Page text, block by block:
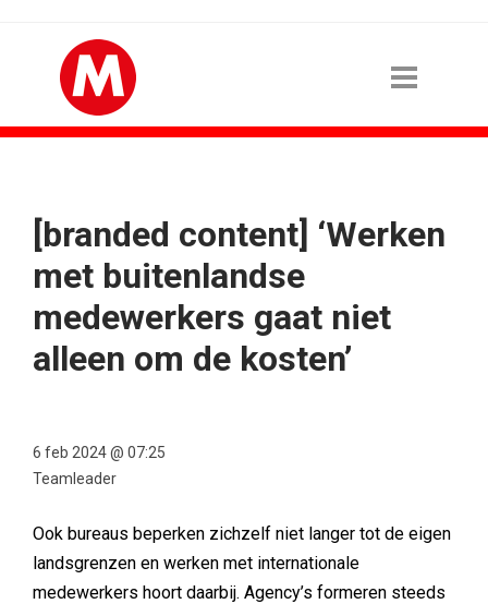
[branded content] ‘Werken
met buitenlandse
medewerkers gaat niet
alleen om de kosten’
6 feb 2024 @ 07:25
Teamleader
Ook bureaus beperken zichzelf niet langer tot de eigen
landsgrenzen en werken met internationale
medewerkers hoort daarbij. Agency’s formeren steeds